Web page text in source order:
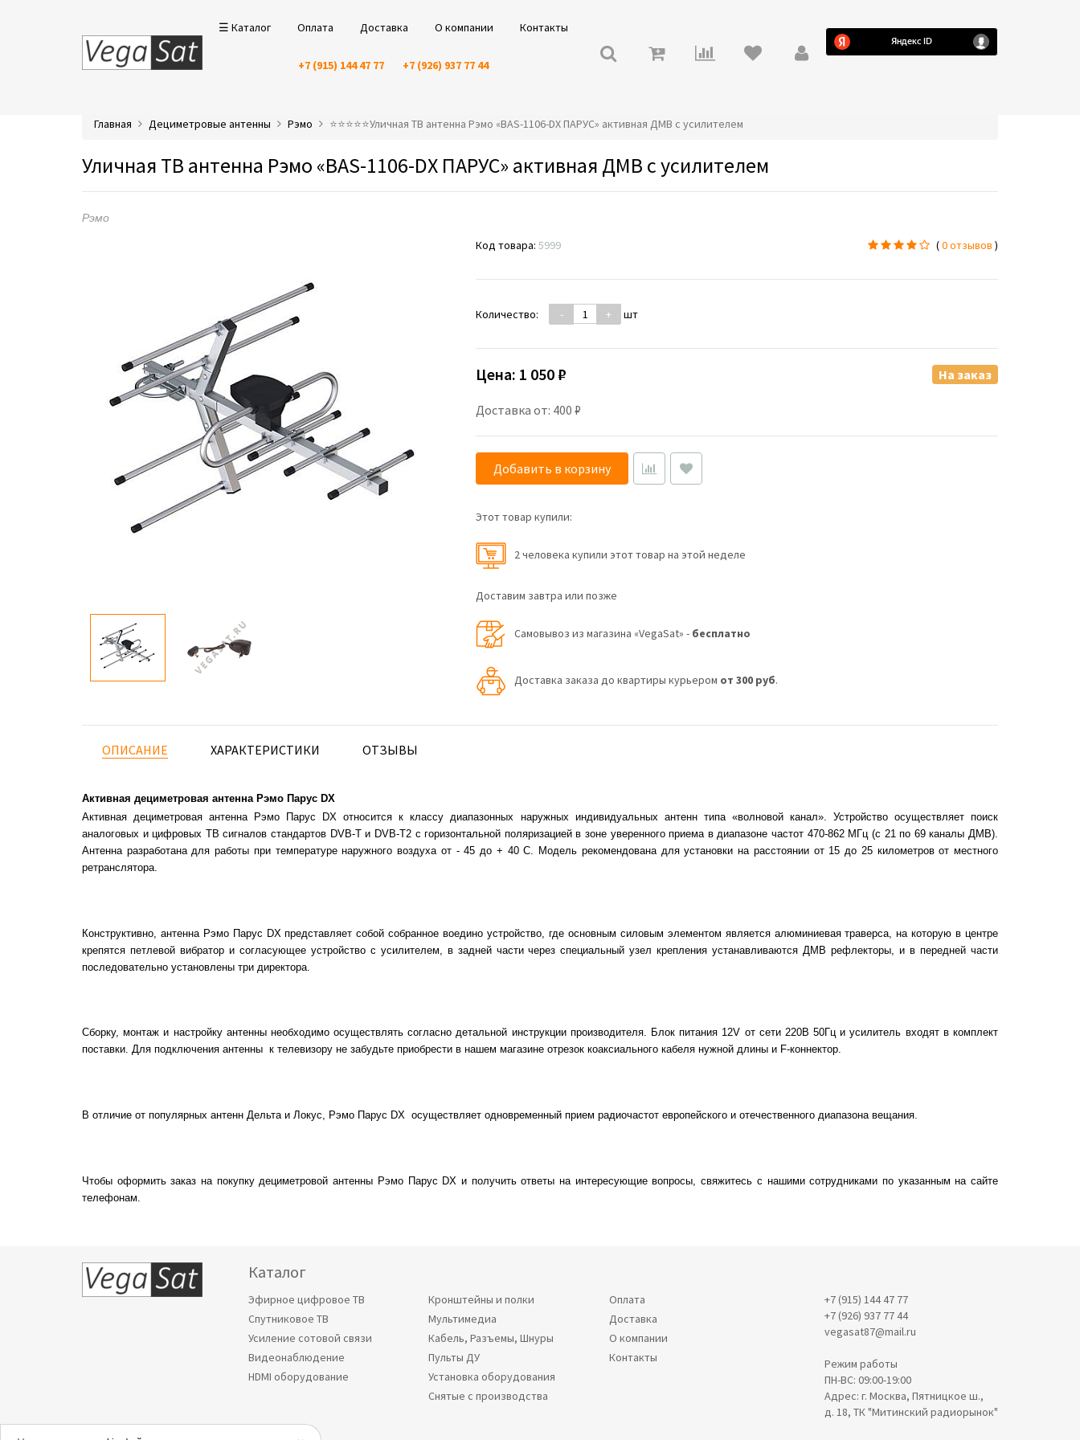
☰ Каталог Оплата Доставка О компании Контакты
+7 (915) 144 47 77 +7 (926) 937 77 44
Главная Дециметровые антенны Рэмо ⭐️⭐️⭐️⭐️⭐️Уличная ТВ антенна Рэмо «BAS-1106-DX ПАРУС» активная ДМВ с усилителем
Уличная ТВ антенна Рэмо «BAS-1106-DX ПАРУС» активная ДМВ с усилителем
Рэмо
Код товара:5999 (0 отзывов )
Количество: - + шт
Цена: 1 050 ₽
Доставка от: 400 ₽
На заказ
Добавить в корзину
Этот товар купили:
2 человекa купили этот товар на этой неделе
Доставим завтра или позже
Самовывоз из магазина «VegaSat» - бесплатно
Доставка заказа до квартиры курьером от 300 руб.
ОПИСАНИЕ ХАРАКТЕРИСТИКИ ОТЗЫВЫ
Активная дециметровая антенна Рэмо Парус DX
Активная дециметровая антенна Рэмо Парус DX относится к классу диапазонных наружных индивидуальных антенн типа «волновой канал». Устройство осуществляет поиск
аналоговых и цифровых ТВ сигналов стандартов DVB-T и DVB-T2 с горизонтальной поляризацией в зоне уверенного приема в диапазоне частот 470-862 МГц (с 21 по 69 каналы ДМВ).
Антенна разработана для работы при температуре наружного воздуха от - 45 до + 40 С. Модель рекомендована для установки на расстоянии от 15 до 25 километров от местного
ретранслятора.
Конструктивно, антенна Рэмо Парус DX представляет собой собранное воедино устройство, где основным силовым элементом является алюминиевая траверса, на которую в центре
крепятся петлевой вибратор и согласующее устройство с усилителем, в задней части через специальный узел крепления устанавливаются ДМВ рефлекторы, и в передней части
последовательно установлены три директора.
Сборку, монтаж и настройку антенны необходимо осуществлять согласно детальной инструкции производителя. Блок питания 12V от сети 220В 50Гц и усилитель входят в комплект
поставки. Для подключения антенны к телевизору не забудьте приобрести в нашем магазине отрезок коаксиального кабеля нужной длины и F-коннектор.
В отличие от популярных антенн Дельта и Локус, Рэмо Парус DX осуществляет одновременный прием радиочастот европейского и отечественного диапазона вещания.
Чтобы оформить заказ на покупку дециметровой антенны Рэмо Парус DX и получить ответы на интересующие вопросы, свяжитесь с нашими сотрудниками по указанным на сайте
телефонам.
Каталог
Эфирное цифровое ТВ
Спутниковое ТВ
Усиление сотовой связи
Видеонаблюдение
HDMI оборудование
Кронштейны и полки
Мультимедиа
Кабель, Разъемы, Шнуры
Пульты ДУ
Установка оборудования
Снятые с производства
Оплата
Доставка
О компании
Контакты
+7 (915) 144 47 77
+7 (926) 937 77 44
vegasat87@mail.ru
Режим работы
ПН-ВС: 09:00-19:00
Адрес: г. Москва, Пятницкое ш.,
д. 18, ТК "Митинский радиорынок"